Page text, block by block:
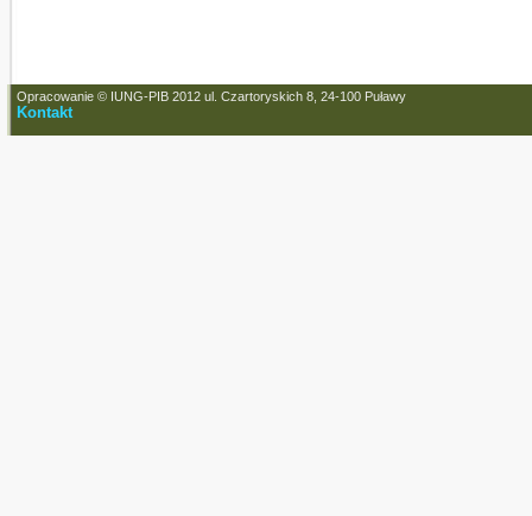
Opracowanie © IUNG-PIB 2012 ul. Czartoryskich 8, 24-100 Puławy
Kontakt